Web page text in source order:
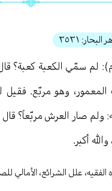
البحار: ٣٥٣١
لم سمّي الكعبة كعبة؟
المعمور، وهو مربّع.
صار العرش مربّعاً؟ قال
أكبر.
علل الشرائع، الأمالي